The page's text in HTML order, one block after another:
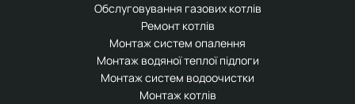
Обслуговування газових котлів
Ремонт котлів
Монтаж систем опалення
Монтаж водяної теплої підлоги
Монтаж систем водоочистки
Монтаж котлів